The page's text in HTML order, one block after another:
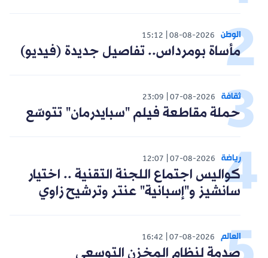
الوطن 08-08-2026
15:12
مأساة بومرداس.. تفاصيل جديدة (فيديو)
ثقافة 07-08-2026
23:09
حملة مقاطعة فيلم "سبايدرمان" تتوسّع
رياضة 07-08-2026
12:07
كواليس اجتماع اللجنة التقنية .. اختيار
سانشيز و"إسبانية" عنتر وترشيح زاوي
العالم 07-08-2026
16:42
صدمة لنظام المخزن التوسعي